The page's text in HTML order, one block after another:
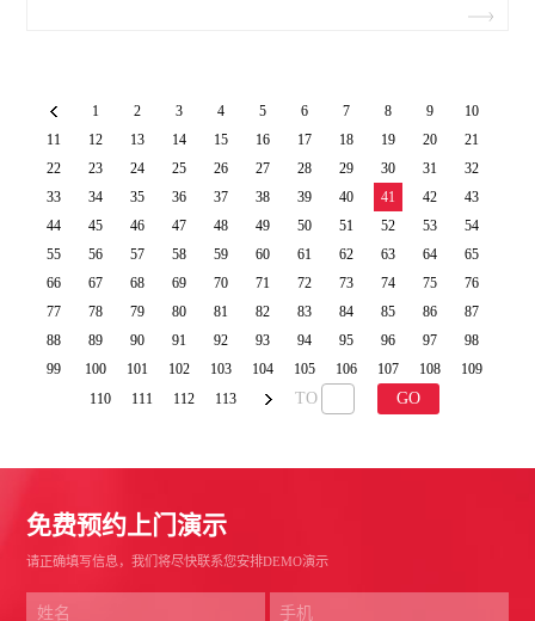
1 2 3 4 5 6 7 8 9
10
11
12 13 14 15 16 17 18 19 20
21
22
23 24 25 26 27 28 29 30 31
32
33
34 35 36 37 38 39 40 41 42
43
44
45 46 47 48 49 50 51 52 53
54
55
56 57 58 59 60 61 62 63 64
65
66
67 68 69 70 71 72 73 74 75
76
77
78 79 80 81 82 83 84 85 86
87
88
89 90 91 92 93 94 95 96 97
98
99
100 101 102 103 104 105 106 107 108
109
110
111 112 113 TO GO
免费预约上门演示
请正确填写信息，我们将尽快联系您安排DEMO演示